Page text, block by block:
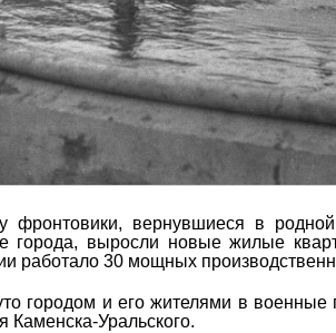
фронтовики, вернувшиеся в
города, выросли новые жилые
работало 30 мощных
городом и его жителями в
Каменска-Уральского.